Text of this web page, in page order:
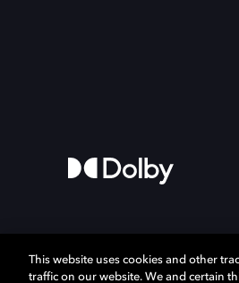
This website uses cookies and other
traffic on our website. We and certain